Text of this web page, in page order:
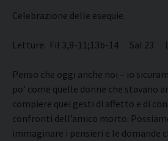
Celebrazione delle esequie.
Letture: Fil 3,8-11;13b-14 Sal 23
Penso che oggi anche noi – io
po’ come quelle donne che stavano
compiere quei gesti di affetto e di
confronti dell’amico morto.
immaginare i pensieri e le domande